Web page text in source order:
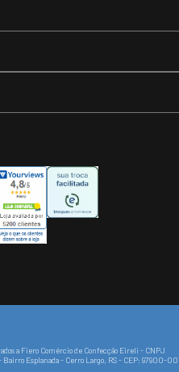
a Fiero Comércio de Confecção Eireli - CNPJ
Esplanada - Cerro Largo, RS - CEP: 97900-